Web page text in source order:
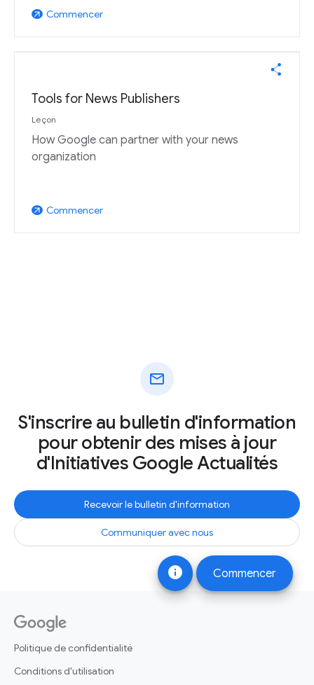
info Commencer
arrow_outward Commencer
Tools for News Publishers
Leçon
How Google can partner with your news
organization
arrow_outward Commencer
mail
S'inscrire au bulletin d'information
pour obtenir des mises à jour
d'Initiatives Google Actualités
Recevoir le bulletin d'information
Communiquer avec nous
Politique de confidentialité
Conditions d'utilisation